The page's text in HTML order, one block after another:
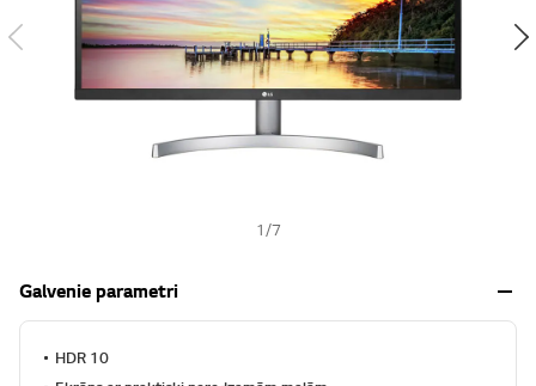
1 /7
Galvenie parametri
HDR 10